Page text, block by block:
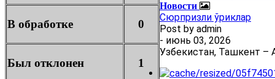
В обработке 0
Был отклонен 1
Новости
Сюрпризли ўриклар
Post by admin
- июнь 03, 2026
Узбекистан, Ташкент –